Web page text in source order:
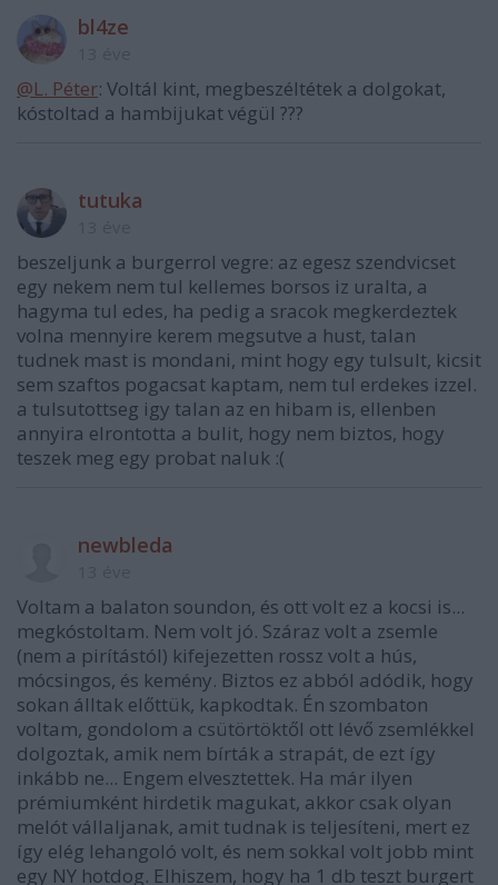
bl4ze
@L. Péter: Voltál kint, megbeszéltétek a dolgokat,
kóstoltad a hambijukat végül ???
tutuka
beszeljunk a burgerrol vegre: az egesz szendvicset
egy nekem nem tul kellemes borsos iz uralta, a
hagyma tul edes, ha pedig a sracok megkerdeztek
volna mennyire kerem megsutve a hust, talan
tudnek mast is mondani, mint hogy egy tulsult, kicsit
sem szaftos pogacsat kaptam, nem tul erdekes izzel.
a tulsutottseg igy talan az en hibam is, ellenben
annyira elrontotta a bulit, hogy nem biztos, hogy
teszek meg egy probat naluk :(
newbleda
Voltam a balaton soundon, és ott volt ez a kocsi is...
megkóstoltam. Nem volt jó. Száraz volt a zsemle
(nem a pirítástól) kifejezetten rossz volt a hús,
mócsingos, és kemény. Biztos ez abból adódik, hogy
sokan álltak előttük, kapkodtak. Én szombaton
voltam, gondolom a csütörtöktől ott lévő zsemlékkel
dolgoztak, amik nem bírták a strapát, de ezt így
inkább ne... Engem elvesztettek. Ha már ilyen
prémiumként hirdetik magukat, akkor csak olyan
melót vállaljanak, amit tudnak is teljesíteni, mert ez
így elég lehangoló volt, és nem sokkal volt jobb mint
egy NY hotdog. Elhiszem, hogy ha 1 db teszt burgert